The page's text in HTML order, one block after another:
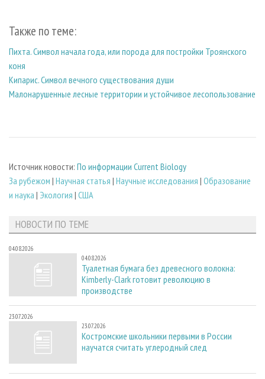
Также по теме:
Пихта. Символ начала года, или порода для постройки Троянского
коня
Кипарис. Символ вечного существования души
Малонарушенные лесные территории и устойчивое лесопользование
Источник новости: По информации Current Biology
За рубежом | Научная статья | Научные исследования | Образование
и наука | Экология | США
НОВОСТИ ПО ТЕМЕ
04.08.2026
04.08.2026
Туалетная бумага без древесного волокна:
Kimberly-Clark готовит революцию в
производстве
23.07.2026
23.07.2026
Костромские школьники первыми в России
научатся считать углеродный след